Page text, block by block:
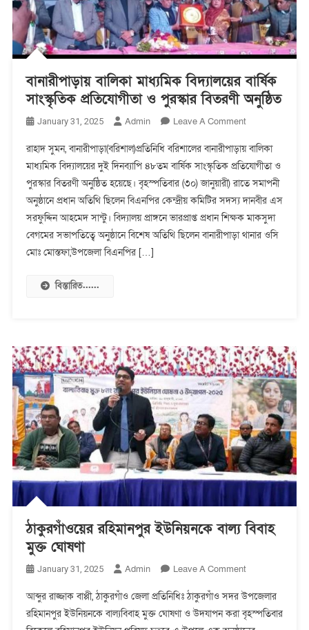
বানারীপাড়ায় বালিকা মাধ্যমিক বিদ্যালয়ের বার্ষিক
সাংস্কৃতিক প্রতিযোগীতা ও পুরস্কার বিতরণী অনুষ্ঠিত
January 31, 2025 Admin Leave A CommentOn
বালিকা
মাধ্যমিক
বিদ্যালয়ের
বার্ষিক
সাংস্কৃতিক
প্রতিযোগীতা
রাহাদ সুমন, বানারীপাড়া(বরিশাল)প্রতিনিধি বরিশালের বানারীপাড়ায় বালিকা
মাধ্যমিক বিদ্যালয়ের দুই দিনব্যাপি ৪৮তম বার্ষিক সাংস্কৃতিক প্রতিযোগীতা ও
পুরস্কার বিতরণী অনুষ্ঠিত হয়েছে। বৃহস্পতিবার (৩০) জানুয়ারী) রাতে সমাপনী
অনুষ্ঠানে প্রধান অতিথি ছিলেন বিএনপির কেন্দ্রীয় কমিটির সদস্য দানবীর এস
সরফুদ্দিন আহমেদ সান্টু। বিদ্যালয় প্রাঙ্গনে ভারপ্রাপ্ত প্রধান শিক্ষক মাকসুদা
বেগমের সভাপতিত্বে অনুষ্ঠানে বিশেষ অতিথি ছিলেন বানারীপাড়া থানার ওসি
মোঃ মোস্তফা,উপজেলা বিএনপির […]
বিস্তারিত......
ঠাকুরগাঁওয়ের রহিমানপুর ইউনিয়নকে বাল্য বিবাহ
মুক্ত ঘোষণা
January 31, 2025 Admin Leave A CommentOn
রহিমানপুর
ইউনিয়নকে
আব্দুর রাজ্জাক বাপ্পী, ঠাকুরগাঁও জেলা প্রতিনিধিঃ ঠাকুরগাঁও সদর উপজেলার
রহিমানপুর ইউনিয়নকে বাল্যবিবাহ মুক্ত ঘোষণা ও উদযাপন করা বৃহস্পতিবার